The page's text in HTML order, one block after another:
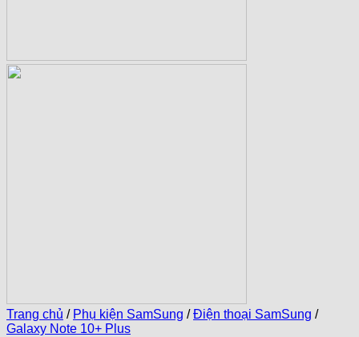
Trang chủ / Phụ kiện SamSung / Điện thoại SamSung /
Galaxy Note 10+ Plus